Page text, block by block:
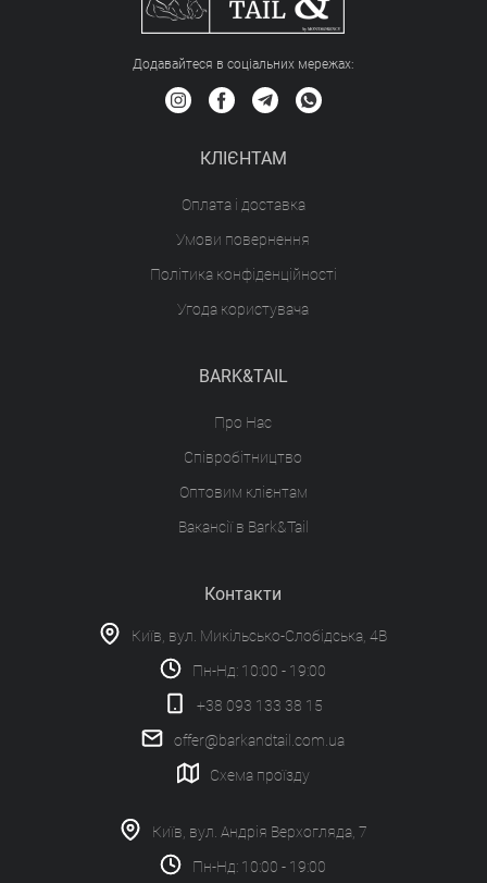
Додавайтеся в соціальних мережах:
КЛІЄНТАМ
Оплата і доставка
Умови повернення
Політика конфіденційності
Угода користувача
BARK&TAIL
Про Нас
Співробітництво
Оптовим клієнтам
Вакансії в Bark&Tail
Контакти
Київ, вул. Микільсько-Слобідська, 4В
Пн-Нд: 10:00 - 19:00
+38 093 133 38 15
offer@barkandtail.com.ua
Схема проїзду
Київ, вул. Андрія Верхогляда, 7
Пн-Нд: 10:00 - 19:00